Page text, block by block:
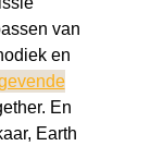
van
en
En
Earth